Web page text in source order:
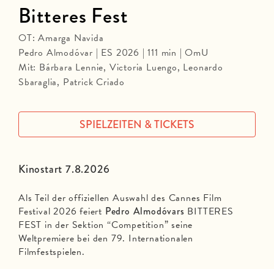
Kinostart 7.8.2026
Als Teil der offiziellen Auswahl des Cannes Film
Festival 2026 feiert Pedro Almodóvars BITTERES
FEST in der Sektion “Competition” seine
Weltpremiere bei den 79. Internationalen
Filmfestspielen.
Bitteres Fest
OT: Amarga Navida
Pedro Almodóvar | ES 2026 | 111 min | OmU
Mit: Bárbara Lennie, Victoria Luengo, Leonardo
Sbaraglia, Patrick Criado
SPIELZEITEN & TICKETS